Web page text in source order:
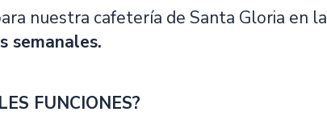
nuestra cafetería de Santa Gloria en la
semanales.
FUNCIONES?